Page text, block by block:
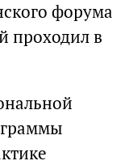
форума
проходил в